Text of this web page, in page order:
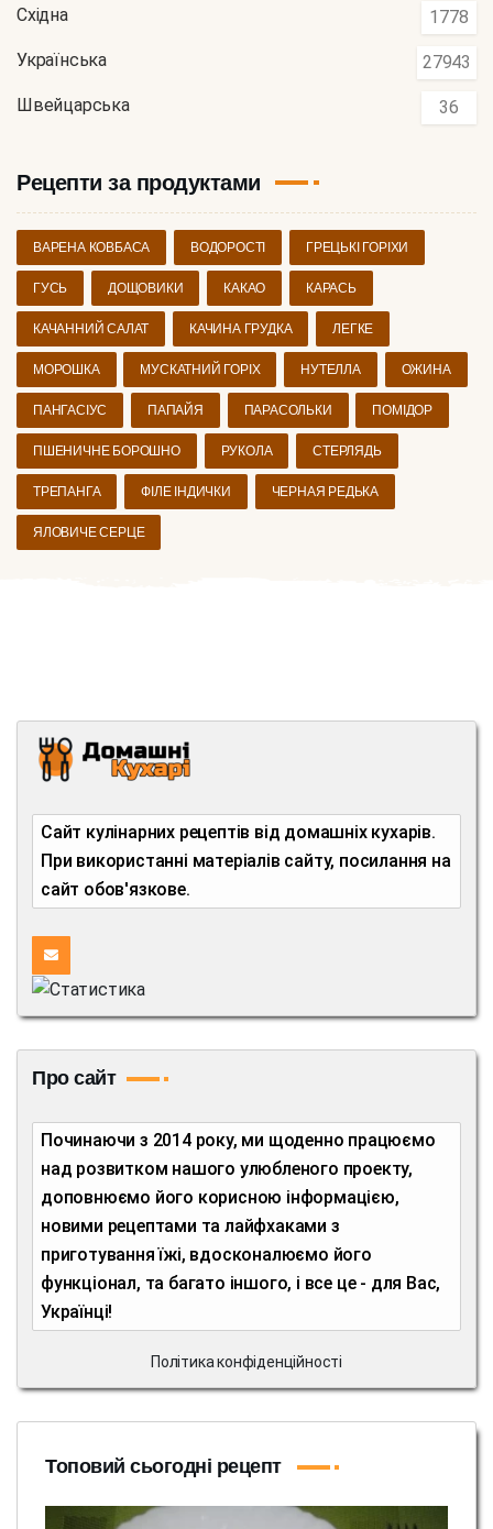
Східна 1778
Українська 27943
Швейцарська 36
Рецепти за продуктами
ВАРЕНА КОВБАСА ВОДОРОСТІ ГРЕЦЬКІ ГОРІХИ
ГУСЬ ДОЩОВИКИ КАКАО КАРАСЬ
КАЧАННИЙ САЛАТ КАЧИНА ГРУДКА ЛЕГКЕ
МОРОШКА МУСКАТНИЙ ГОРІХ НУТЕЛЛА ОЖИНА
ПАНГАСІУС ПАПАЙЯ ПАРАСОЛЬКИ ПОМІДОР
ПШЕНИЧНЕ БОРОШНО РУКОЛА СТЕРЛЯДЬ
ТРЕПАНГА ФІЛЕ ІНДИЧКИ ЧЕРНАЯ РЕДЬКА
ЯЛОВИЧЕ СЕРЦЕ
Сайт кулінарних рецептів від домашніх кухарів.
При використанні матеріалів сайту, посилання на
сайт обов'язкове.
Про сайт
Починаючи з 2014 року, ми щоденно працюємо
над розвитком нашого улюбленого проекту,
доповнюємо його корисною інформацією,
новими рецептами та лайфхаками з
приготування їжі, вдосконалюємо його
функціонал, та багато іншого, і все це - для Вас,
Українці!
Політика конфіденційності
Топовий сьогодні рецепт